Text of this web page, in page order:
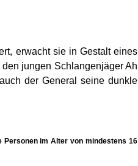
erwacht sie in Gestalt eines
jungen Schlangenjäger Ah
der General seine dunkle
Personen im Alter von mindestens 16